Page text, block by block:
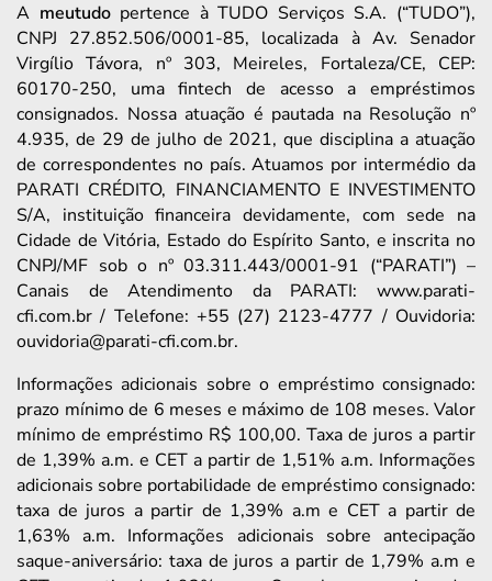
A meutudopertence à TUDO Serviços S.A. (“TUDO”),
CNPJ 27.852.506/0001-85, localizada à Av. Senador
Virgílio Távora, nº 303, Meireles, Fortaleza/CE, CEP:
60170-250, uma fintech de acesso a empréstimos
consignados. Nossa atuação é pautada na Resolução nº
4.935, de 29 de julho de 2021, que disciplina a atuação
de correspondentes no país. Atuamos por intermédio da
PARATI CRÉDITO, FINANCIAMENTO E INVESTIMENTO
S/A, instituição financeira devidamente, com sede na
Cidade de Vitória, Estado do Espírito Santo, e inscrita no
CNPJ/MF sob o nº 03.311.443/0001-91 (“PARATI”) –
Canais de Atendimento da PARATI: www.parati-
cfi.com.br / Telefone: +55 (27) 2123-4777 / Ouvidoria:
ouvidoria@parati-cfi.com.br.
Informações adicionais sobre o empréstimo consignado:
prazo mínimo de 6 meses e máximo de 108 meses. Valor
mínimo de empréstimo R$ 100,00. Taxa de juros a partir
de 1,39% a.m. e CET a partir de 1,51% a.m. Informações
adicionais sobre portabilidade de empréstimo consignado:
taxa de juros a partir de 1,39% a.m e CET a partir de
1,63% a.m. Informações adicionais sobre antecipação
saque-aniversário: taxa de juros a partir de 1,79% a.m e